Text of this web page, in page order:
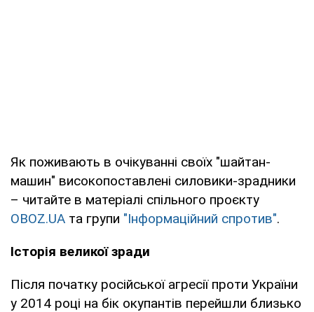
Як поживають в очікуванні своїх "шайтан-
машин" високопоставлені силовики-зрадники
– читайте в матеріалі спільного проєкту
OBOZ.UA та групи "Інформаційний спротив".
Історія великої зради
Після початку російської агресії проти України
у 2014 році на бік окупантів перейшли близько